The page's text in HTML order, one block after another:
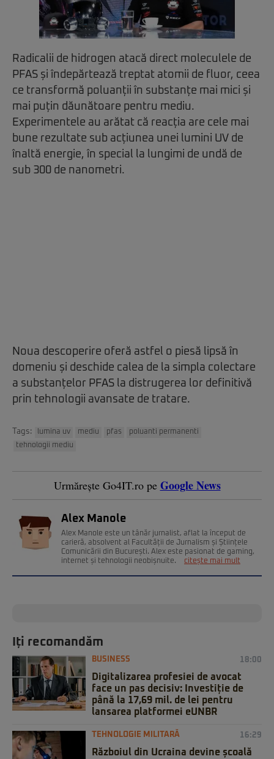
Radicalii de hidrogen atacă direct moleculele de
PFAS și îndepărtează treptat atomii de fluor, ceea
ce transformă poluanții în substanțe mai mici și
mai puțin dăunătoare pentru mediu.
Experimentele au arătat că reacția are cele mai
bune rezultate sub acțiunea unei lumini UV de
înaltă energie, în special la lungimi de undă de
sub 300 de nanometri.
Noua descoperire oferă astfel o piesă lipsă în
domeniu și deschide calea de la simpla colectare
a substanțelor PFAS la distrugerea lor definitivă
prin tehnologii avansate de tratare.
Tags: lumina uv mediu pfas
poluanti permanenti
tehnologii mediu
Urmărește Go4IT.ro pe Google News
Alex Manole
Alex Manole este un tânăr jurnalist, aflat la început de
carieră, absolvent al Facultății de Jurnalism și Științele
Comunicării din București. Alex este pasionat de gaming,
internet și tehnologii neobișnuite.
citește mai mult
Iți recomandăm
BUSINESS 18:00
Digitalizarea profesiei de avocat
face un pas decisiv: Investiție de
până la 17,69 mil. de lei pentru
lansarea platformei eUNBR
TEHNOLOGIE MILITARĂ 16:29
Războiul din Ucraina devine școală